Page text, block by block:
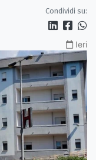
Condividi su:
Ieri